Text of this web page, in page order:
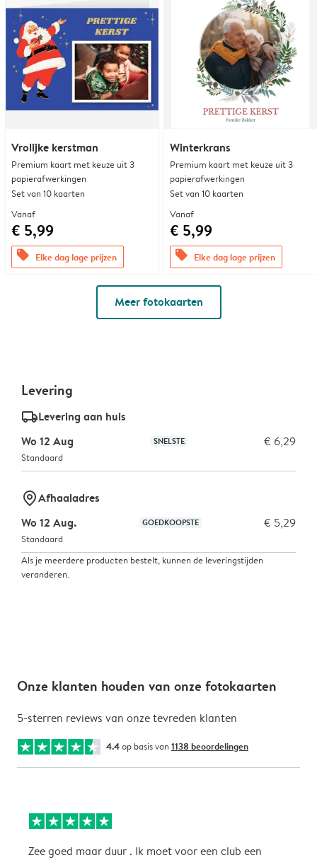
Vrolijke kerstman
Premium kaart met keuze uit 3
papierafwerkingen
Set van 10 kaarten
Vanaf
€ 5,99
offers Elke dag lage prijzen
Winterkrans
Premium kaart met keuze uit 3
papierafwerkingen
Set van 10 kaarten
Vanaf
€ 5,99
offers Elke dag lage prijzen
Meer fotokaarten
Levering
delivery_standard_v2Levering aan huis
Wo 12 Aug
SNELSTE € 6,29
Standaard
marker-pinAfhaaladres
Wo 12 Aug.
GOEDKOOPSTE € 5,29
Standaard
Als je meerdere producten bestelt, kunnen de leveringstijden
veranderen.
Onze klanten houden van onze fotokaarten
5-sterren reviews van onze tevreden klanten
4.4op basis van 1138 beoordelingen
Zee goed maar duur . Ik moet voor een club een